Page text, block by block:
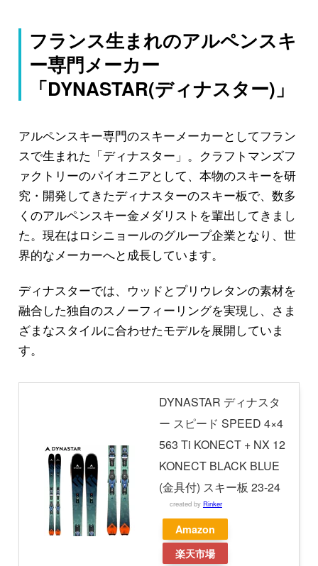
フランス生まれのアルペンスキ
ー専門メーカー
「DYNASTAR(ディナスター)」
アルペンスキー専門のスキーメーカーとしてフラン
スで生まれた「ディナスター」。クラフトマンズフ
ァクトリーのパイオニアとして、本物のスキーを研
究・開発してきたディナスターのスキー板で、数多
くのアルペンスキー金メダリストを輩出してきまし
た。現在はロシニョールのグループ企業となり、世
界的なメーカーへと成長しています。
ディナスターでは、ウッドとプリウレタンの素材を
融合した独自のスノーフィーリングを実現し、さま
ざまなスタイルに合わせたモデルを展開していま
す。
DYNASTAR ディナスタ
ー スピード SPEED 4×4
563 Ti KONECT + NX 12
KONECT BLACK BLUE
(金具付) スキー板 23-24
created by Rinker
Amazon
楽天市場